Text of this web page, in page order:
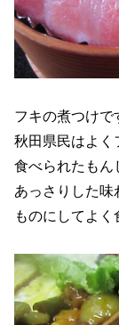
フキの煮つけで
秋田県民はよく
食べられたもん
あっさりした味
ものにしてよく